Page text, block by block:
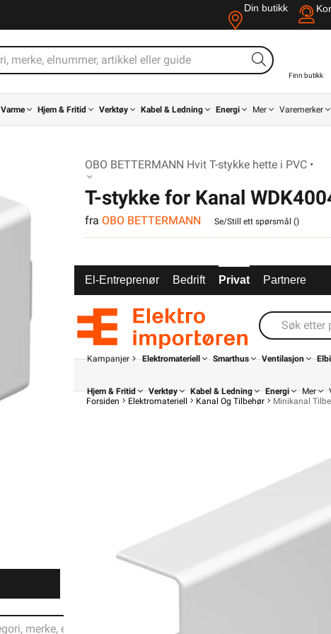
Din butikk
Finn butikk
Varme Hjem & Fritid Verktøy Kabel & Ledning Energi Mer Varemerker
OBO BETTERMANN Hvit T-stykke hette i PVC •
T-stykke for Kanal
fra OBO BETTERMANN Se/Still ett spørsmål ()
El-Entreprenør Bedrift Privat Partnere
Kampanjer Elektromateriell Smarthus Ventilasjon
Hjem & Fritid Verktøy Kabel & Ledning Energi Mer
Forsiden
Elektromateriell Kanal Og Tilbehør Minikanal